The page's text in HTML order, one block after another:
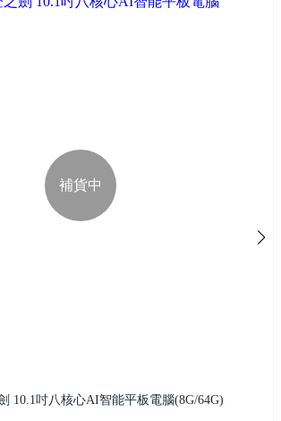
補貨中
10.1吋八核心AI智能平板電腦(8G/64G)